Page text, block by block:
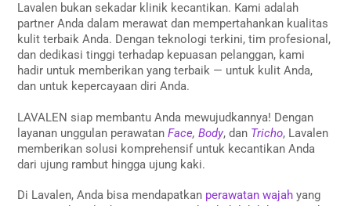
Lavalen bukan sekadar klinik kecantikan. Kami adalah
partner Anda dalam merawat dan mempertahankan kualitas
kulit terbaik Anda. Dengan teknologi terkini, tim profesional,
dan dedikasi tinggi terhadap kepuasan pelanggan, kami
hadir untuk memberikan yang terbaik — untuk kulit Anda,
dan untuk kepercayaan diri Anda.
LAVALEN siap membantu Anda mewujudkannya! Dengan
layanan unggulan perawatan Face, Body, dan Tricho, Lavalen
memberikan solusi komprehensif untuk kecantikan Anda
dari ujung rambut hingga ujung kaki.
Di Lavalen, Anda bisa mendapatkan perawatan wajah yang